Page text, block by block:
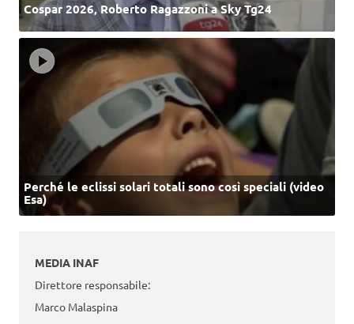
Cospar 2026, Roberto Ragazzoni a Sky Tg24
Perché le eclissi solari totali sono così speciali (video
Esa)
MEDIA INAF
Direttore responsabile:
Marco Malaspina